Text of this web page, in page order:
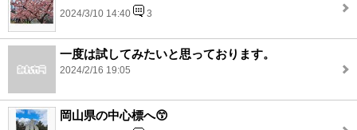
2024/3/10 14:40 3
一度は試してみたいと思っております。
2024/2/16 19:05
岡山県の中心標へ😙